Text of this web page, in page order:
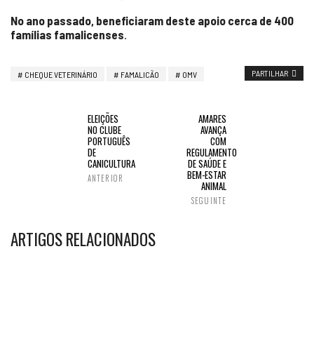
No ano passado, beneficiaram deste apoio cerca de 400
famílias famalicenses.
CHEQUE VETERINÁRIO FAMALICÃO OMV PARTILHAR
ELEIÇÕES
NO CLUBE
PORTUGUÊS
DE
CANICULTURA
ANTERIOR
AMARES
AVANÇA
COM
REGULAMENTO
DE SAÚDE E
BEM-ESTAR
ANIMAL
SEGUINTE
ARTIGOS RELACIONADOS